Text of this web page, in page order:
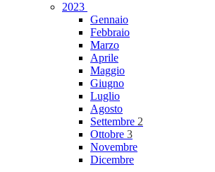
2023
Gennaio
Febbraio
Marzo
Aprile
Maggio
Giugno
Luglio
Agosto
Settembre 2
Ottobre 3
Novembre
Dicembre